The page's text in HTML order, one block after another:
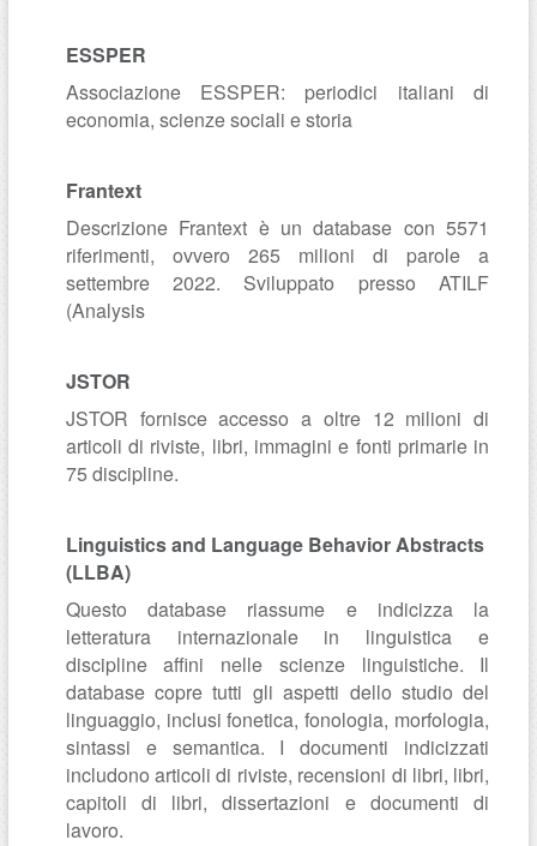
ESSPER
Associazione ESSPER: periodici italiani di
economia, scienze sociali e storia
Frantext
Descrizione Frantext è un database con 5571
riferimenti, ovvero 265 milioni di parole a
settembre 2022. Sviluppato presso ATILF
(Analysis
JSTOR
JSTOR fornisce accesso a oltre 12 milioni di
articoli di riviste, libri, immagini e fonti primarie in
75 discipline.
Linguistics and Language Behavior Abstracts
(LLBA)
Questo database riassume e indicizza la
letteratura internazionale in linguistica e
discipline affini nelle scienze linguistiche. Il
database copre tutti gli aspetti dello studio del
linguaggio, inclusi fonetica, fonologia, morfologia,
sintassi e semantica. I documenti indicizzati
includono articoli di riviste, recensioni di libri, libri,
capitoli di libri, dissertazioni e documenti di
lavoro.